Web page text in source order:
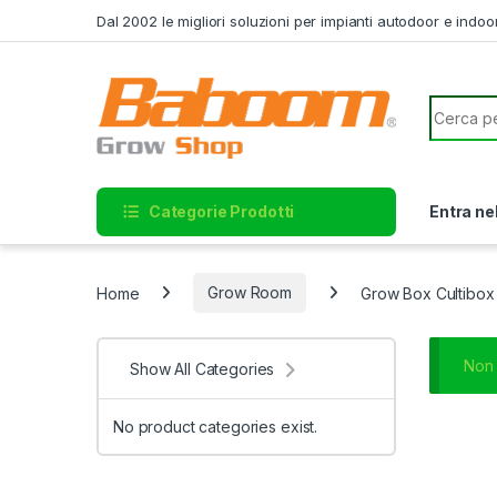
Dal 2002 le migliori soluzioni per impianti autodoor e
Search
Categorie Prodotti Entra
Home Grow Room Grow Box Cultibox
Show All Categories
No product categories exist.